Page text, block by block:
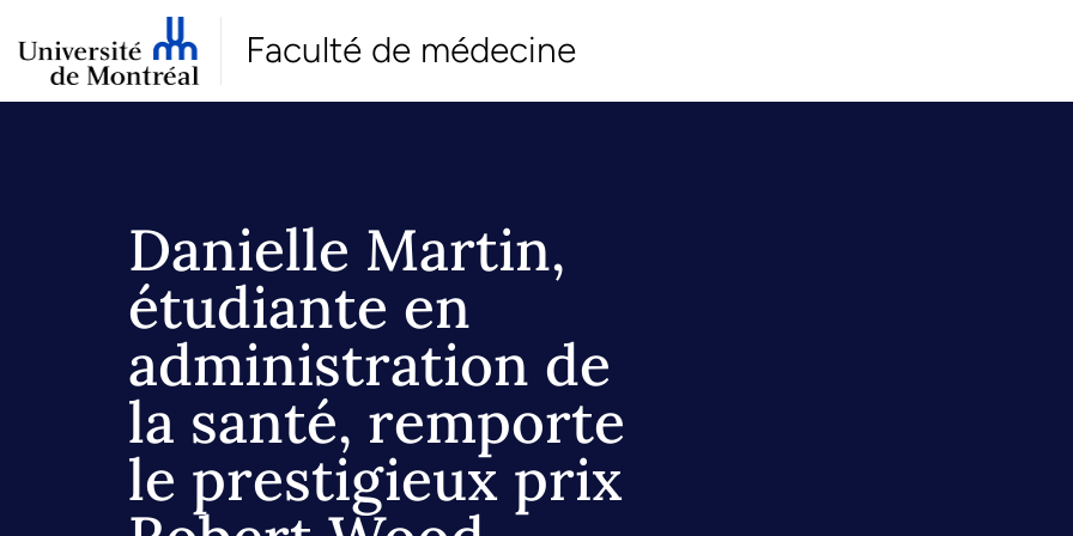
Faculté de médecine
Danielle Martin,
étudiante en
administration de
la santé, remporte
le prestigieux prix